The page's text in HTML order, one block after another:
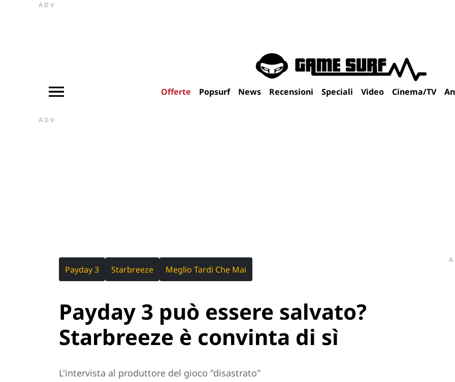
ADV
Offerte Popsurf News Recensioni Speciali Video Cinema/TV
ADV
Payday 3 Starbreeze Meglio Tardi Che Mai
Payday 3 può essere salvato?
Starbreeze è convinta di sì
L'intervista al produttore del gioco "disastrato"